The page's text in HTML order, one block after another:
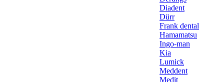
Diadent
Dürr
Frank dental
Hamamatsu
Ingo-man
Kia
Lumick
Meddent
Medit